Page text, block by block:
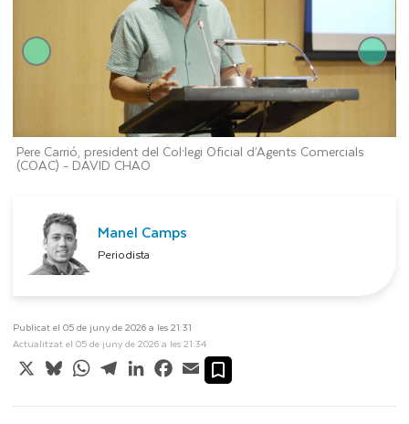
Pere Carrió, president del Col·legi Oficial d’Agents Comercials
(COAC) - DAVID CHAO
Manel Camps
Periodista
Publicat el 05 de juny de 2026 a les 21:31
Actualitzat el 05 de juny de 2026 a les 21:34
X BlueskyWhatsApp
TelegramLinkedInFacebook
Email